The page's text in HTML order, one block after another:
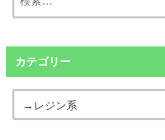
カテゴリー